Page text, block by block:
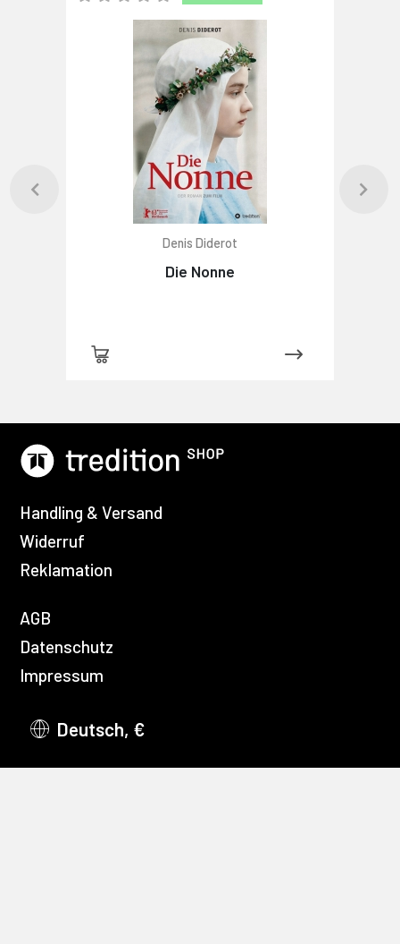
Denis Diderot
Die Nonne
Handling & Versand
Widerruf
Reklamation
AGB
Datenschutz
Impressum
Deutsch, €